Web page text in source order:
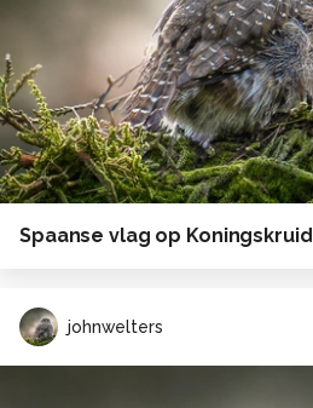
Spaanse vlag op Koningskruid
johnwelters